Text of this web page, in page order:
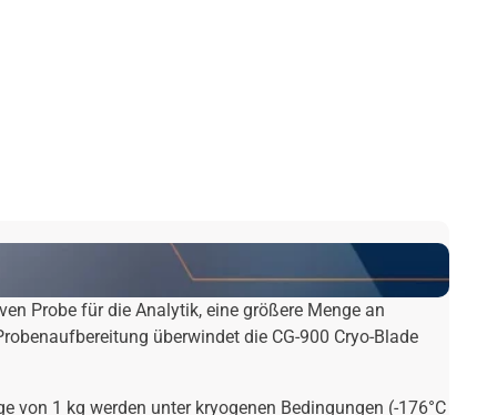
Probe für die Analytik, eine größere Menge an
überwindet die CG-900 Cryo-Blade
von 1 kg werden unter kryogenen Bedingungen (-176°C